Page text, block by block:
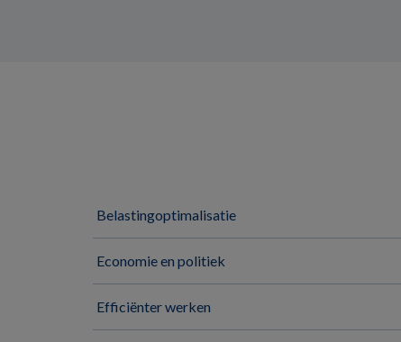
Belastingoptimalisatie
Economie en politiek
Efficiënter werken